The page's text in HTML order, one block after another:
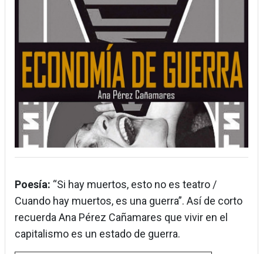
Poesía: “Si hay muertos, esto no es teatro /
Cuando hay muertos, es una guerra”. Así de corto
recuerda Ana Pérez Cañamares que vivir en el
capitalismo es un estado de guerra.